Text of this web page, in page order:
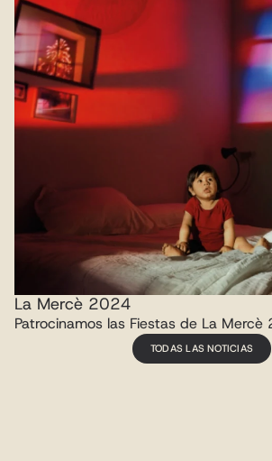
La Mercè 2024
Patrocinamos las Fiestas de La Mercè
TODAS LAS NOTICIAS